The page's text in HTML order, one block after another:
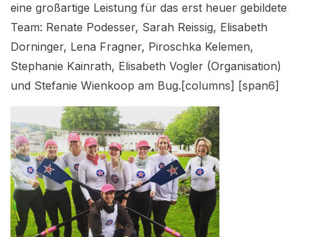
eine großartige Leistung für das erst heuer gebildete
Team: Renate Podesser, Sarah Reissig, Elisabeth
Dorninger, Lena Fragner, Piroschka Kelemen,
Stephanie Kainrath, Elisabeth Vogler (Organisation)
und Stefanie Wienkoop am Bug.[columns] [span6]